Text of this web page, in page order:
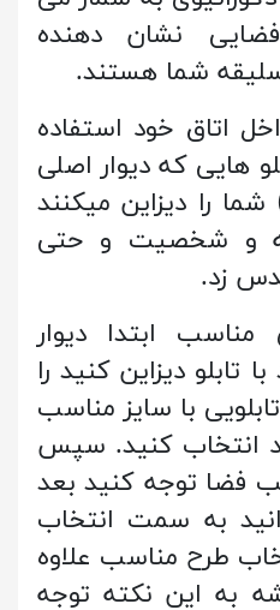
نشان دهنده
شما هستند.
اتاق خود استفاده
هایی که دیوار اصلی
را دیزاین میکنند
و شخصیت و حتی
زد.
مناسب ابتدا دیوار
تابلو دیزاین کنید را
با سایز مناسب
انتخاب کنید. سپس
فضا توجه کنید بعد
میتوانید به سمت انتخاب
طرح مناسب علاوه
به این نکته توجه